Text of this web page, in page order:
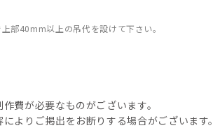
部40mm以上の吊代を設けて下さい。
費が必要なものがございます。
よりご掲出をお断りする場合がございます。